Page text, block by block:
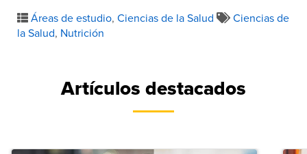
Áreas de estudio, Ciencias de la Salud
Ciencias de
la Salud, Nutrición
Artículos destacados